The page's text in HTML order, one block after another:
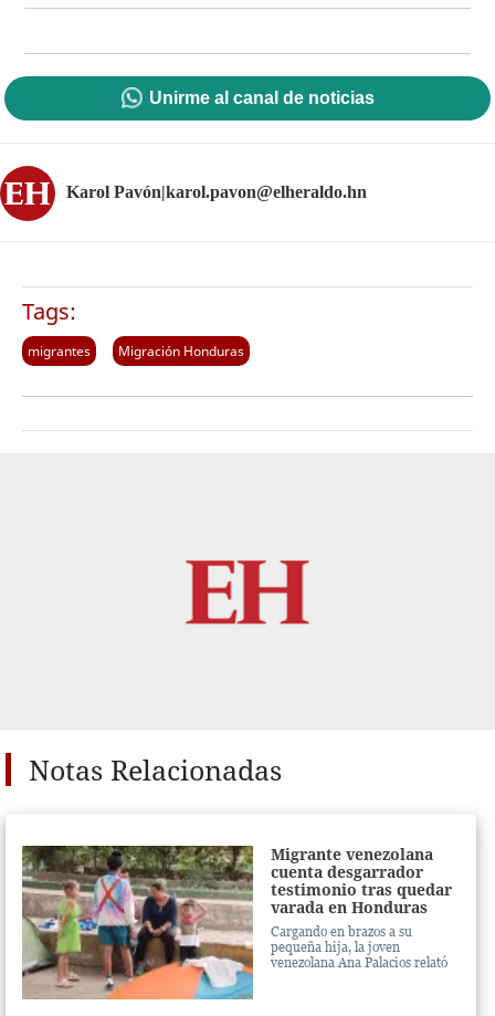
Unirme al canal de noticias
Karol Pavón|karol.pavon@elheraldo.hn
Tags:
migrantes Migración Honduras
Notas Relacionadas
Migrante venezolana
cuenta desgarrador
testimonio tras quedar
varada en Honduras
Cargando en brazos a su
pequeña hija, la joven
venezolana Ana Palacios relató